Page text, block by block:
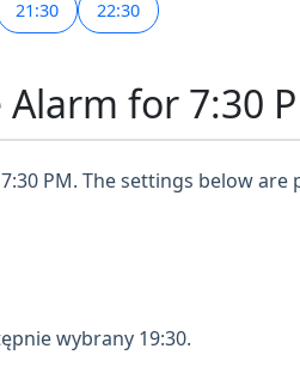
21:30 22:30
for 7:30
PM. The settings below
wybrany 19:30.